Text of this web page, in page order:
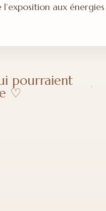
aux
pourraient
♡